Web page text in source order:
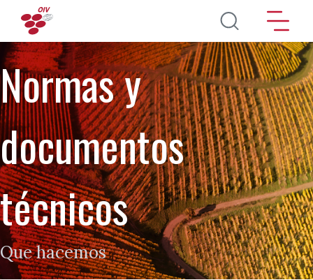
Pasar al contenido principal
Normas y
documentos
técnicos
Que hacemos